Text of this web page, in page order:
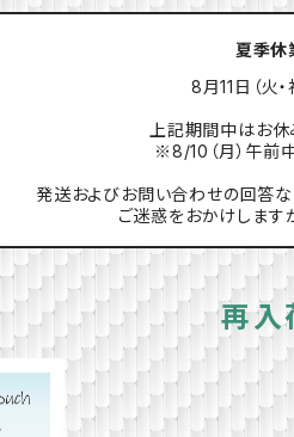
夏季休
8月11日（火・
上記期間中はお休
※8/10（月）午前
発送およびお問い合わせの回答な
ご迷惑をおかけします
再入